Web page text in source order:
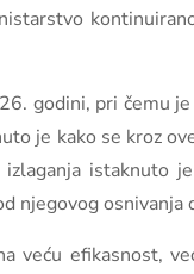
godini, pri čemu
je kako se kroz
istaknuto
njegovog osnivanja
efikasnost,